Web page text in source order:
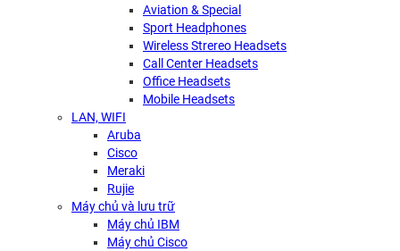
Aviation & Special
Sport Headphones
Wireless Strereo Headsets
Call Center Headsets
Office Headsets
Mobile Headsets
LAN, WIFI
Aruba
Cisco
Meraki
Rujie
Máy chủ và lưu trữ
Máy chủ IBM
Máy chủ Cisco